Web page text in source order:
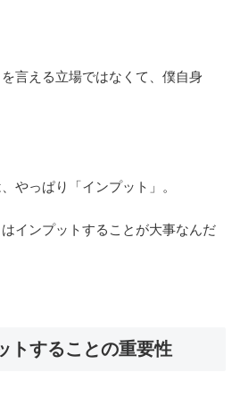
言える立場ではなくて、僕自身
やっぱり「インプット」。
インプットすることが大事なんだ
トすることの重要性